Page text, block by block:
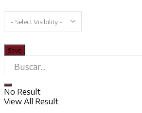
No Result
View All Result